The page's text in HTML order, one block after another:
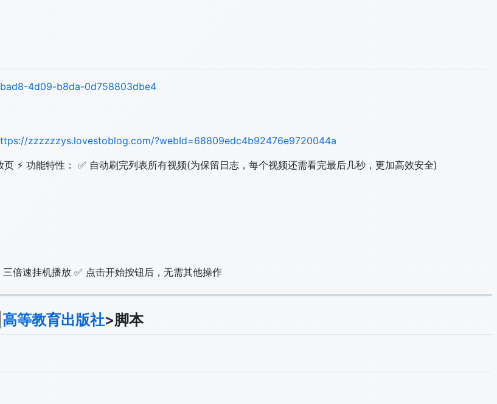
4d09-b8da-0d758803dbe4
zzzzzzys.lovestoblog.com/?webId=68809edc4b92476e9720044a
⚡ 功能特性： ✅ 自动刷完列表所有视频(为保留日志，每个视频还需看完最后几秒，更加高效安全)
倍速挂机播放 ✅ 点击开始按钮后，无需其他操作
高等教育出版社>脚本